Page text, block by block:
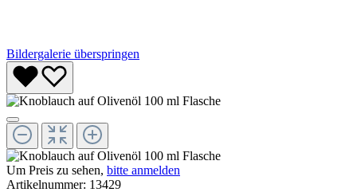
Bildergalerie überspringen
Um Preis zu sehen, bitte anmelden
Artikelnummer: 13429